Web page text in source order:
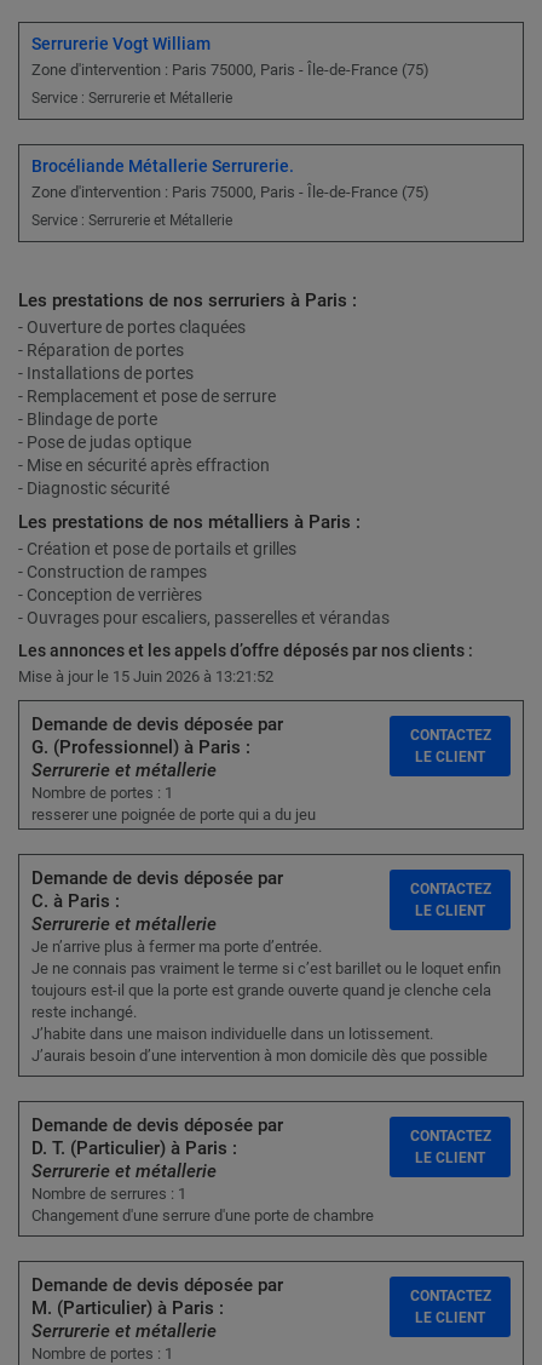
Serrurerie Vogt William
Zone d'intervention : Paris 75000, Paris - Île-de-France (75)
Service : Serrurerie et Métallerie
Brocéliande Métallerie Serrurerie.
Zone d'intervention : Paris 75000, Paris - Île-de-France (75)
Service : Serrurerie et Métallerie
Les prestations de nos serruriers à Paris :
- Ouverture de portes claquées
- Réparation de portes
- Installations de portes
- Remplacement et pose de serrure
- Blindage de porte
- Pose de judas optique
- Mise en sécurité après effraction
- Diagnostic sécurité
Les prestations de nos métalliers à Paris :
- Création et pose de portails et grilles
- Construction de rampes
- Conception de verrières
- Ouvrages pour escaliers, passerelles et vérandas
Les annonces et les appels d’offre déposés par nos clients :
Mise à jour le 15 Juin 2026 à 13:21:52
Demande de devis déposée par
G. (Professionnel) à Paris :
Serrurerie et métallerie
Nombre de portes : 1
resserer une poignée de porte qui a du jeu
CONTACTEZ
LE CLIENT
Demande de devis déposée par
C. à Paris :
Serrurerie et métallerie
Je n’arrive plus à fermer ma porte d’entrée.
Je ne connais pas vraiment le terme si c’est barillet ou le loquet enfin
toujours est-il que la porte est grande ouverte quand je clenche cela
reste inchangé.
J’habite dans une maison individuelle dans un lotissement.
J’aurais besoin d’une intervention à mon domicile dès que possible
CONTACTEZ
LE CLIENT
Demande de devis déposée par
D. T. (Particulier) à Paris :
Serrurerie et métallerie
Nombre de serrures : 1
Changement d'une serrure d'une porte de chambre
CONTACTEZ
LE CLIENT
Demande de devis déposée par
M. (Particulier) à Paris :
Serrurerie et métallerie
Nombre de portes : 1
CONTACTEZ
LE CLIENT